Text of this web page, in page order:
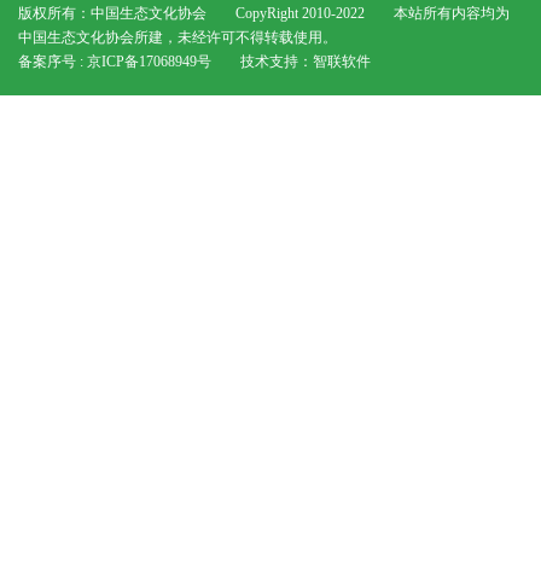
版权所有：中国生态文化协会 CopyRight 2010-2022 本站所有内容均为
中国生态文化协会所建，未经许可不得转载使用。
备案序号 : 京ICP备17068949号技术支持： 智联软件